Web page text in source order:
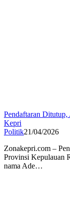
Pendaftaran
Kepri
Politik21/04/2026
Zonakepri.com –
Provinsi Kepulauan
nama Ade…